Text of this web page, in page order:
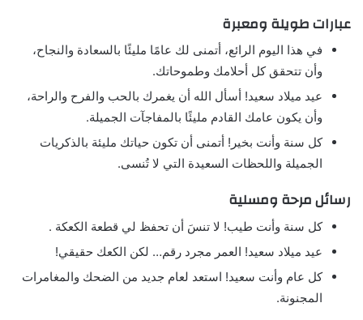
عبارات طويلة ومعبرة
في هذا اليوم الرائع، أتمنى لك عامًا مليئًا بالسعادة والنجاح،
وأن تتحقق كل أحلامك وطموحاتك.
عيد ميلاد سعيد! أسأل الله أن يغمرك بالحب والفرح والراحة،
وأن يكون عامك القادم مليئًا بالمفاجآت الجميلة.
كل سنة وأنت بخير! أتمنى أن تكون حياتك مليئة بالذكريات
الجميلة واللحظات السعيدة التي لا تُنسى.
رسائل مرحة ومسلية
كل سنة وأنت طيب! لا تنسَ أن تحفظ لي قطعة الكعكة .
عيد ميلاد سعيد! العمر مجرد رقم… لكن الكعك حقيقي!
كل عام وأنت سعيد! استعد لعام جديد من الضحك والمغامرات
المجنونة.